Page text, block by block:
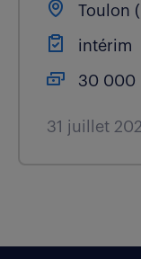
Toulon
intérim
30 000
31 juillet